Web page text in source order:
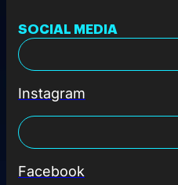
SOCIAL MEDIA
Instagram
Facebook